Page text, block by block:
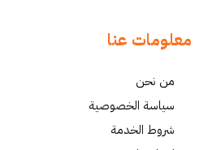
معلومات عنا
من نحن
سياسة الخصوصية
شروط الخدمة